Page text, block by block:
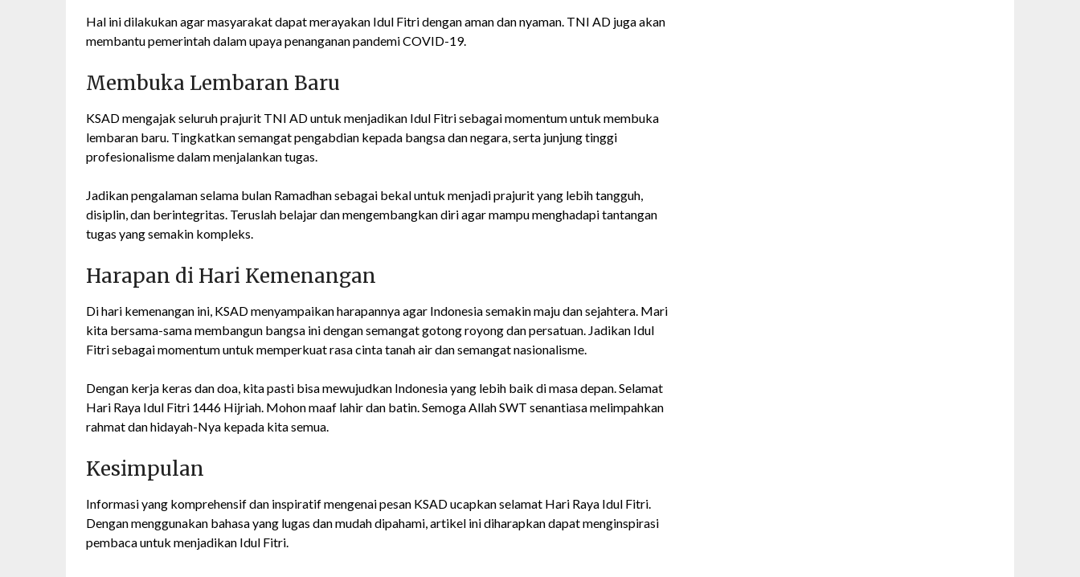
Hal ini dilakukan agar masyarakat dapat merayakan Idul Fitri dengan aman dan nyaman. TNI AD juga akan
membantu pemerintah dalam upaya penanganan pandemi COVID-19.
Membuka Lembaran Baru
KSAD mengajak seluruh prajurit TNI AD untuk menjadikan Idul Fitri sebagai momentum untuk membuka
lembaran baru. Tingkatkan semangat pengabdian kepada bangsa dan negara, serta junjung tinggi
profesionalisme dalam menjalankan tugas.
Jadikan pengalaman selama bulan Ramadhan sebagai bekal untuk menjadi prajurit yang lebih tangguh,
disiplin, dan berintegritas. Teruslah belajar dan mengembangkan diri agar mampu menghadapi tantangan
tugas yang semakin kompleks.
Harapan di Hari Kemenangan
Di hari kemenangan ini, KSAD menyampaikan harapannya agar Indonesia semakin maju dan sejahtera. Mari
kita bersama-sama membangun bangsa ini dengan semangat gotong royong dan persatuan. Jadikan Idul
Fitri sebagai momentum untuk memperkuat rasa cinta tanah air dan semangat nasionalisme.
Dengan kerja keras dan doa, kita pasti bisa mewujudkan Indonesia yang lebih baik di masa depan. Selamat
Hari Raya Idul Fitri 1446 Hijriah. Mohon maaf lahir dan batin. Semoga Allah SWT senantiasa melimpahkan
rahmat dan hidayah-Nya kepada kita semua.
Kesimpulan
Informasi yang komprehensif dan inspiratif mengenai pesan KSAD ucapkan selamat Hari Raya Idul Fitri.
Dengan menggunakan bahasa yang lugas dan mudah dipahami, artikel ini diharapkan dapat menginspirasi
pembaca untuk menjadikan Idul Fitri.